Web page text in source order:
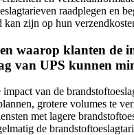
raadplegen en
kan zijn op hun
waarop klanten de
van UPS kunnen
van de
grotere volumes te
met lagere
de